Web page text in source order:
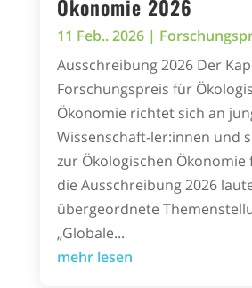
Ökonomie 2026
11 Feb.. 2026|
Ausschreibung 2026 Der
Forschungspreis für
Ökonomie richtet sich an
Wissenschaft-ler:innen und
zur Ökologischen
die Ausschreibung 2026
übergeordnete
„Globale...
mehr lesen